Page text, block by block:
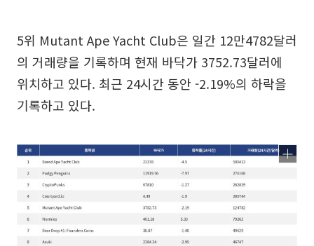
5위 Mutant Ape Yacht Club은 일간 12만4782달러
의 거래량을 기록하며 현재 바닥가 3752.73달러에
위치하고 있다. 최근 24시간 동안 -2.19%의 하락을
기록하고 있다.